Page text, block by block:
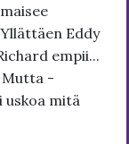
Eddy
empii...
Mutta -
uskoa mitä